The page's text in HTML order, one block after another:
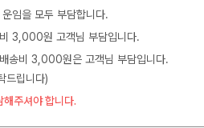
임을 모두 부담합니다.
3,000원 고객님 부담입니다.
송비 3,000원은 고객님 부담입니다.
드립니다)
주셔야 합니다.